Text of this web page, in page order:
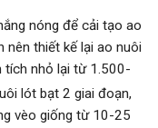
nóng để cải tạo ao
nên thiết kế lại ao nuôi
tích nhỏ lại từ 1.500-
lót bạt 2 giai đoạn,
vèo giống từ 10-25